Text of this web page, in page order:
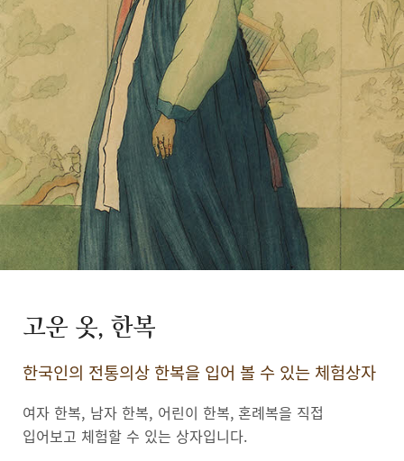
고운 옷, 한복
한국인의 전통의상 한복을 입어 볼 수 있는 체험상자
여자 한복, 남자 한복, 어린이 한복, 혼례복을 직접
입어보고 체험할 수 있는 상자입니다.